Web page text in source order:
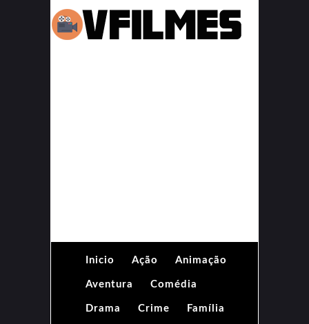
Inicio Ação Animação
Aventura Comédia
Drama Crime Família